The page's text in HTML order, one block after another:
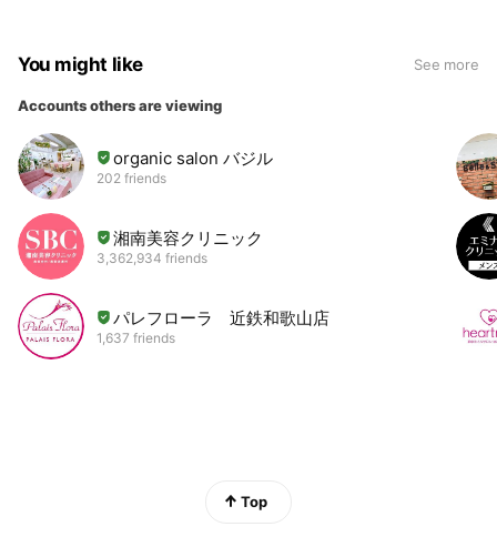
You might like See more
Accounts others are viewing
organic salon バジル
202 friends
湘南美容クリニック
3,362,934 friends
パレフローラ 近鉄和歌山店
1,637 friends
Top